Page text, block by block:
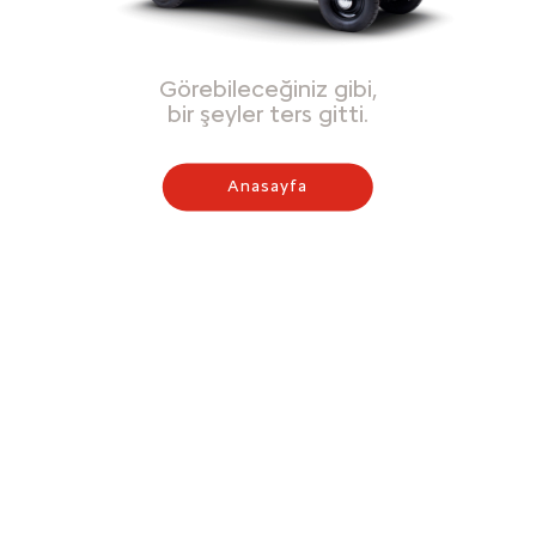
Görebileceğiniz gibi,
bir şeyler ters gitti.
Anasayfa